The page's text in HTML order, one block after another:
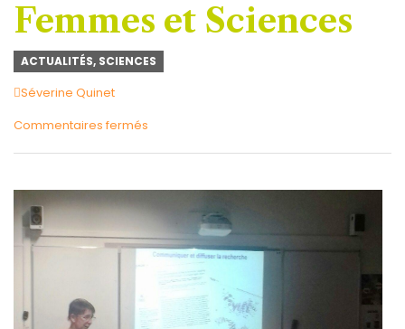
Femmes et Sciences
ACTUALITÉS, SCIENCES
Author
Séverine Quinet
Commentaires fermés
Sciences